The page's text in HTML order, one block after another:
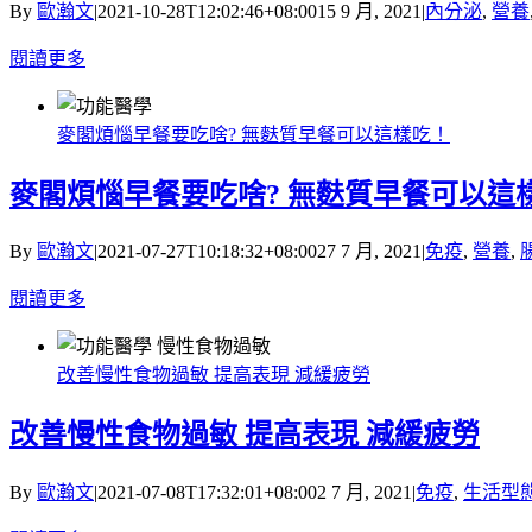
By 歐瀚文|2021-10-28T12:02:46+08:0015 9 月, 2021 |內分泌, 營養,
閱讀更多
麥閣煩惱早餐要吃啥? 無麩質早餐可以這樣吃！
麥閣煩惱早餐要吃啥? 無麩質早餐可以這
By 歐瀚文|2021-07-27T10:18:32+08:0027 7 月, 2021|免疫, 營養,
閱讀更多
改善慢性食物過敏 提高表現 減緩疲勞
改善慢性食物過敏 提高表現 減緩疲勞
By 歐瀚文|2021-07-08T17:32:01+08:002 7 月, 2021 |免疫, 生活型